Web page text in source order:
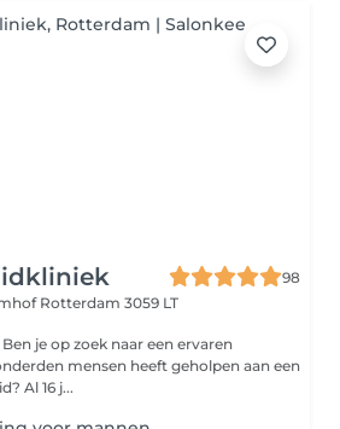
98
Rotterdam 3059 LT
mensen heeft geholpen aan een
Al 16 j...